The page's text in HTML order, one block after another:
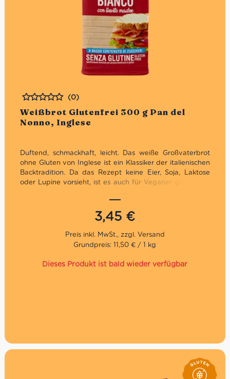
Weißbrot Glutenfrei 300 g Pan del
Nonno, Inglese
Bewertet
(0)
Duftend, schmackhaft, leicht. Das weiße Großvaterbrot
ohne Gluten von Inglese ist ein Klassiker der italienischen
Backtradition. Da das Rezept keine Eier, Soja, Laktose
oder Lupine vorsieht, ist es auch für Veganer geeigenet.
Zubereitung von köstlichen Toast und Sandwiches.
3,45 €
Grundpreis: 11,50 € / 1 kg
Dieses Produkt ist bald wieder verfügbar